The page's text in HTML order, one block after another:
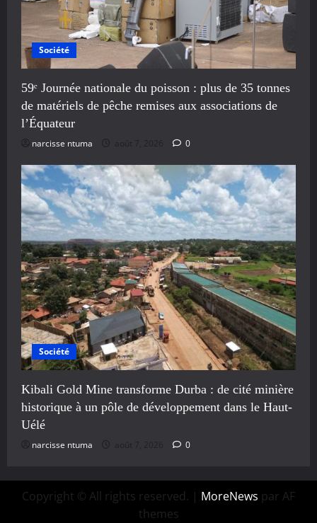
Société
59ᵉ Journée nationale du poisson : plus de 35 tonnes
de matériels de pêche remises aux associations de
l’Équateur
narcisse ntuma août 7, 2026 0
Société
Kibali Gold Mine transforme Durba : de cité minière
historique à un pôle de développement dans le Haut-
Uélé
narcisse ntuma août 7, 2026 0
Copyright © All rights reserved. | MoreNews par AF
themes